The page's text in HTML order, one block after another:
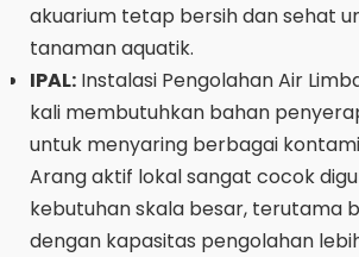
akuarium tetap bersih dan sehat
tanaman aquatik.
IPAL:Instalasi Pengolahan Air
kali membutuhkan bahan
untuk menyaring berbagai
Arang aktif lokal sangat cocok
kebutuhan skala besar, terutama
dengan kapasitas pengolahan